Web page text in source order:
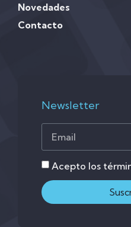
Novedades
Contacto
Newsletter
Acepto los